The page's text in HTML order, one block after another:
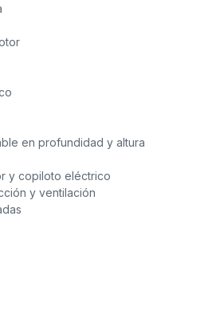
en profundidad y altura
y copiloto eléctrico
y ventilación